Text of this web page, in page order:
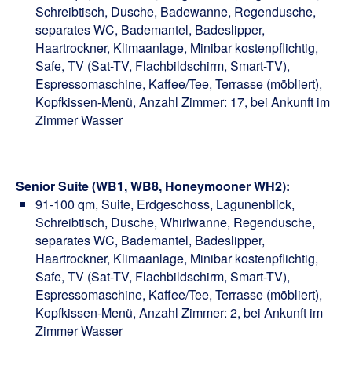
Schreibtisch, Dusche, Badewanne, Regendusche,
separates WC, Bademantel, Badeslipper,
Haartrockner, Klimaanlage, Minibar kostenpflichtig,
Safe, TV (Sat-TV, Flachbildschirm, Smart-TV),
Espressomaschine, Kaffee/Tee, Terrasse (möbliert),
Kopfkissen-Menü, Anzahl Zimmer: 17, bei Ankunft im
Zimmer Wasser
Senior Suite (WB1, WB8, Honeymooner WH2):
91-100 qm, Suite, Erdgeschoss, Lagunenblick,
Schreibtisch, Dusche, Whirlwanne, Regendusche,
separates WC, Bademantel, Badeslipper,
Haartrockner, Klimaanlage, Minibar kostenpflichtig,
Safe, TV (Sat-TV, Flachbildschirm, Smart-TV),
Espressomaschine, Kaffee/Tee, Terrasse (möbliert),
Kopfkissen-Menü, Anzahl Zimmer: 2, bei Ankunft im
Zimmer Wasser